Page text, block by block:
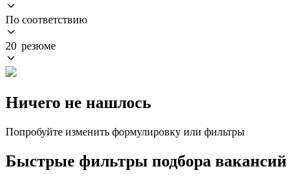
По соответствию
20 резюме
Ничего не нашлось
Попробуйте изменить формулировку или фильтры
Быстрые фильтры подбора вакансий